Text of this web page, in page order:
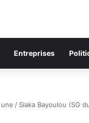
Entreprises
/ Siaka Bayoulou (SG